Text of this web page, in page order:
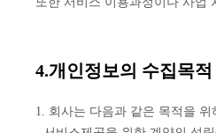
4.개인정보의 수집목
1. 회사는 다음과 같은 목적을